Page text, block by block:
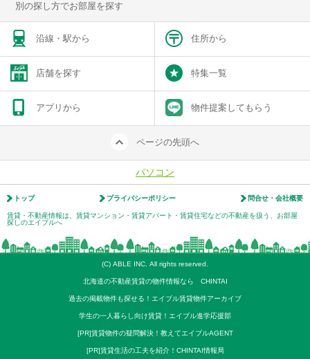
別の探し方でお部屋を探す
沿線・駅から 住所から
店舗を探す 特集一覧
アプリから 物件提案してもらう
ページの先頭へ
パソコン
トップ プライバシーポリシー 問合せ・会社概要
賃貸・不動産情報は、賃貸マンション・賃貸アパート・賃貸住宅などの不動産を扱う、お部屋
探しのエイブルへ
(C) ABLE INC. All rights reserved.
北海道の不動産賃貸の物件情報なら CHINTAI
過去の掲載物件も探せる！エイブル賃貸物件アーカイブ
学生の一人暮らし向け賃貸！エイブル進学応援部
[PR]賃貸物件の疑問解決！教えてエイブルAGENT
[PR]賃貸生活の工夫を紹介！CHINTAI情報局